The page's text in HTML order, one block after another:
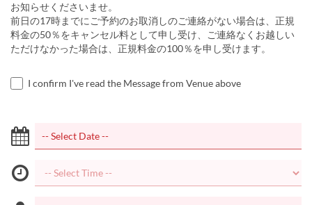
お知らせくださいませ。
前日の17時までにご予約のお取消しのご連絡がない場合は、正規
料金の50％をキャンセル料として申し受け、ご連絡なくお越しい
ただけなかった場合は、正規料金の100％を申し受けます。
I confirm I've read the Message from Venue above